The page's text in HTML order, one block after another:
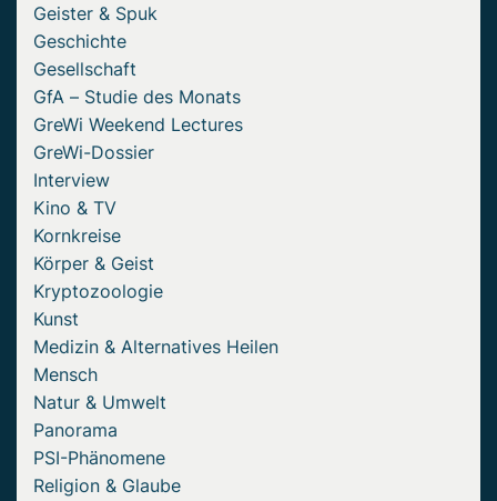
Geister & Spuk
Geschichte
Gesellschaft
GfA – Studie des Monats
GreWi Weekend Lectures
GreWi-Dossier
Interview
Kino & TV
Kornkreise
Körper & Geist
Kryptozoologie
Kunst
Medizin & Alternatives Heilen
Mensch
Natur & Umwelt
Panorama
PSI-Phänomene
Religion & Glaube